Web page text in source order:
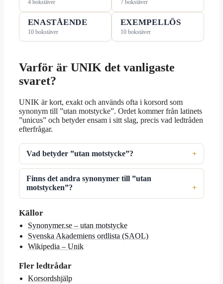
4 bokstäver 7 bokstäver
ENASTÅENDE
10 bokstäver
EXEMPELLÖS
10 bokstäver
Varför är UNIK det vanligaste
svaret?
UNIK är kort, exakt och används ofta i korsord som
synonym till ”utan motstycke”. Ordet kommer från latinets
”unicus” och betyder ensam i sitt slag, precis vad ledtråden
efterfrågar.
Vad betyder ”utan motstycke”?
Finns det andra synonymer till ”utan
motstycken”?
Källor
Synonymer.se – utan motstycke
Svenska Akademiens ordlista (SAOL)
Wikipedia – Unik
Fler ledtrådar
Korsordshjälp